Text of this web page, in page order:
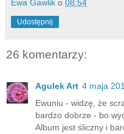
Ewa Gawlik o 08:54
Udostępnij
26 komentarzy:
Agulek Art 4 maja
Ewuniu - widzę, że
bardzo dobrze - bo
Album jest śliczny i